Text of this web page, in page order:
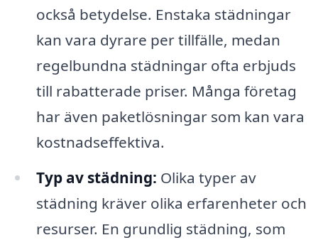
också betydelse. Enstaka städningar
kan vara dyrare per tillfälle, medan
regelbundna städningar ofta erbjuds
till rabatterade priser. Många företag
har även paketlösningar som kan vara
kostnadseffektiva.
Typ av städning: Olika typer av
städning kräver olika erfarenheter och
resurser. En grundlig städning, som